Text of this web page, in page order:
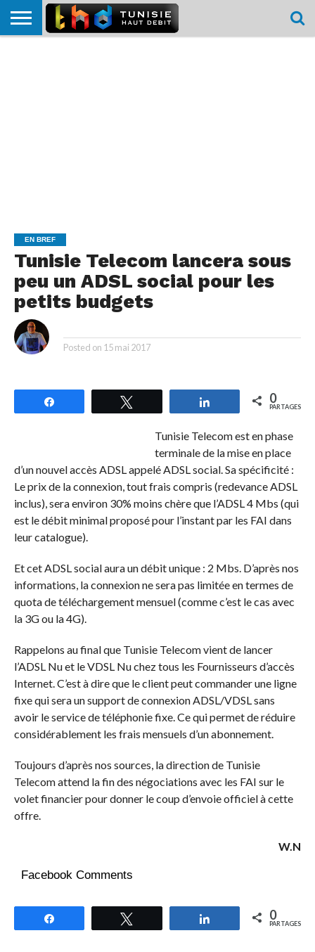
EN BREF
Tunisie Telecom lancera sous
peu un ADSL social pour les
petits budgets
Posted on 15 mai 2017
Partagez 0
PARTAGES
Tunisie Telecom est en phase
terminale de la mise en place
d’un nouvel accès ADSL appelé ADSL social. Sa spécificité :
Le prix de la connexion, tout frais compris (redevance ADSL
inclus), sera environ 30% moins chère que l’ADSL 4 Mbs (qui
est le débit minimal proposé pour l’instant par les FAI dans
leur catalogue).
Et cet ADSL social aura un débit unique : 2 Mbs. D’après nos
informations, la connexion ne sera pas limitée en termes de
quota de téléchargement mensuel (comme c’est le cas avec
la 3G ou la 4G).
Rappelons au final que Tunisie Telecom vient de lancer
l’ADSL Nu et le VDSL Nu chez tous les Fournisseurs d’accès
Internet. C’est à dire que le client peut commander une ligne
fixe qui sera un support de connexion ADSL/VDSL sans
avoir le service de téléphonie fixe. Ce qui permet de réduire
considérablement les frais mensuels d’un abonnement.
Toujours d’après nos sources, la direction de Tunisie
Telecom attend la fin des négociations avec les FAI sur le
volet financier pour donner le coup d’envoie officiel à cette
offre.
W.N
Facebook Comments
Partagez 0
PARTAGES